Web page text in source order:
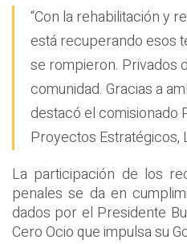
“Con la rehabilitación y
está recuperando esos
se rompieron. Privados
comunidad. Gracias a
destacó el comisionado
Proyectos Estratégicos,
La participación de los
penales se da en
dados por el Presidente
Cero Ocio que impulsa su